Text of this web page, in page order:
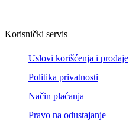
Korisnički servis
Uslovi korišćenja i prodaje
Politika privatnosti
Način plaćanja
Pravo na odustajanje